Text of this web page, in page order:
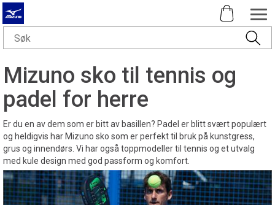
Mizuno sko til tennis og
padel for herre
Er du en av dem som er bitt av basillen? Padel er blitt svært populært
og heldigvis har Mizuno sko som er perfekt til bruk på kunstgress,
grus og innendørs. Vi har også toppmodeller til tennis og et utvalg
med kule design med god passform og komfort.